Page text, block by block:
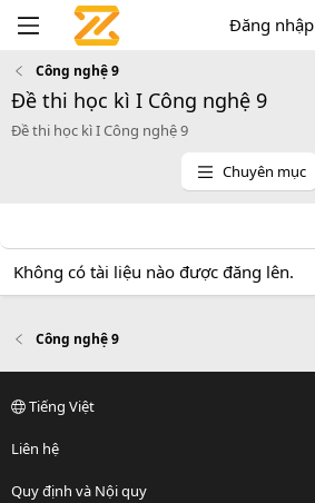
Đăng nhập
Công nghệ 9
Đề thi học kì I Công nghệ 9
Đề thi học kì I Công nghệ 9
Chuyên mục
Không có tài liệu nào được đăng lên.
Công nghệ 9
Tiếng Việt
Liên hệ
Quy định và Nội quy